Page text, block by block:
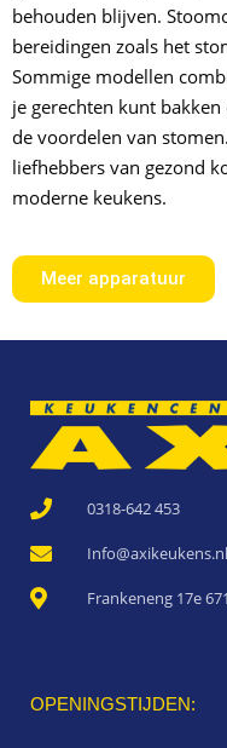
behouden blijven.
bereidingen zoals het
Sommige modellen
je gerechten kunt
de voordelen van
liefhebbers van gezond
moderne keukens.
Meer apparatuur
0318-642 453
Info@axikeukens.nl
Frankeneng 17e
OPENINGSTIJDEN: